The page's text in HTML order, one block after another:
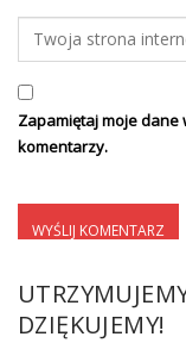
Zapamiętaj moje
komentarzy.
DZIĘKUJEMY!